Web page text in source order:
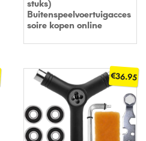
stuks)
Buitenspeelvoertuigacces
soire kopen online
€36.95